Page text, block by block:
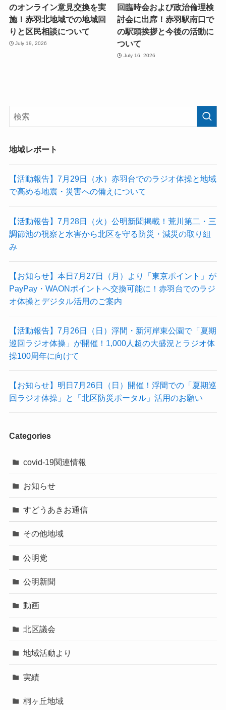
のオンライン意見交換を実
施！赤羽北地域での地域回
りと区民相談について
July 19, 2026
回臨時会および政治倫理検
討会に出席！赤羽駅南口で
の駅頭挨拶と今後の活動に
ついて
July 16, 2026
地域レポート
【活動報告】7月29日（水）赤羽台でのラジオ体操と地域
で高める地震・災害への備えについて
【活動報告】7月28日（火）公明新聞掲載！荒川第二・三
調節池の視察と水害から北区を守る防災・減災の取り組
み
【お知らせ】本日7月27日（月）より「東京ポイント」が
PayPay・WAONポイントへ交換可能に！赤羽台でのラジ
オ体操とデジタル活用のご案内
【活動報告】7月26日（日）浮間・新河岸東公園で「夏期
巡回ラジオ体操」が開催！1,000人超の大盛況とラジオ体
操100周年に向けて
【お知らせ】明日7月26日（日）開催！浮間での「夏期巡
回ラジオ体操」と「北区防災ポータル」活用のお願い
Categories
covid-19関連情報
お知らせ
すどうあきお通信
その他地域
公明党
公明新聞
動画
北区議会
地域活動より
実績
桐ヶ丘地域